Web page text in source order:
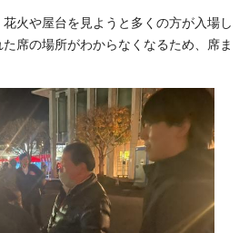
火や屋台を見ようと多くの方が入場し
席の場所がわからなくなるため、席ま